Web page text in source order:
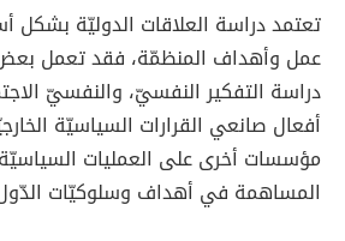
تعتمد دراسة العلاقات الدوليّة
عمل وأهداف المنظمّة، فقد تعمل
دراسة التفكير النفسيّ، والنفسيّ
أفعال صانعي القرارات السياسيّة
مؤسسات أخرى على العمليات
المساهمة في أهداف وسلوكيّات